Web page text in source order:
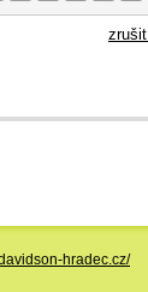
hradec.cz/